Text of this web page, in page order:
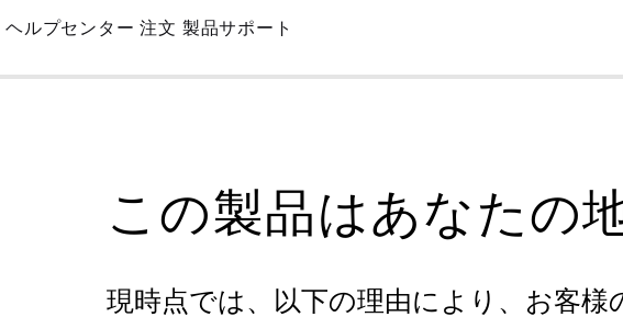
Skip
Main
ヘルプセンター 注文 製品サポート
この製品はあなたの
現時点では、以下の理由により、お客